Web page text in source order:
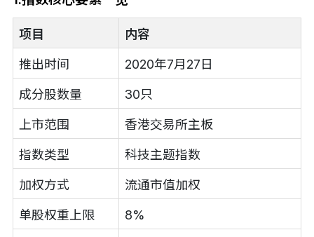
项目 内容
推出时间 2020年7月27日
成分股数量 30只
上市范围 香港交易所主板
指数类型 科技主题指数
加权方式 流通市值加权
单股权重上限 8%